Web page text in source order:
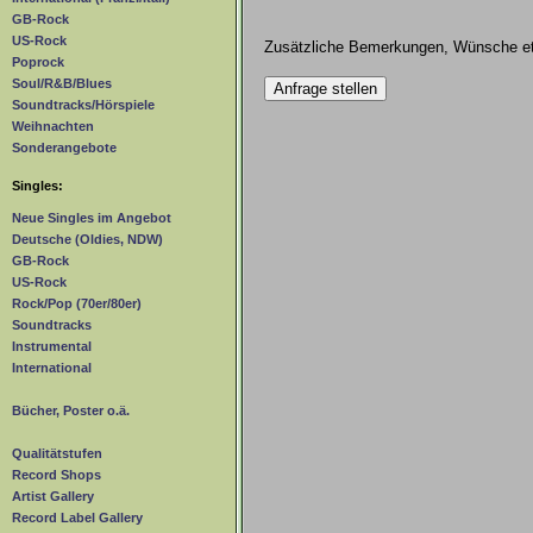
GB-Rock
US-Rock
Poprock
Soul/R&B/Blues
Soundtracks/Hörspiele
Weihnachten
Sonderangebote
Singles:
Neue Singles im Angebot
Deutsche (Oldies, NDW)
GB-Rock
US-Rock
Rock/Pop (70er/80er)
Soundtracks
Instrumental
International
Bücher, Poster o.ä.
Qualitätstufen
Record Shops
Artist Gallery
Record Label Gallery
Zusätzliche Bemerkungen, Wünsche